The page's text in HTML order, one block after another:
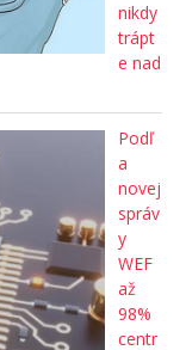
nikdy
trápt
e nad
Podľ
a
novej
správ
y
WEF
až
98%
centr